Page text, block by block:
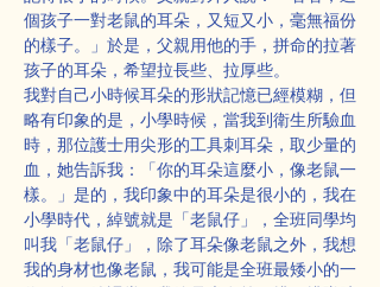
個孩子一對老鼠的耳朵，又短又小，毫無福份
的樣子。」於是，父親用他的手，拼命的拉著
孩子的耳朵，希望拉長些、拉厚些。
我對自己小時候耳朵的形狀記憶已經模糊，但
略有印象的是，小學時候，當我到衛生所驗血
時，那位護士用尖形的工具刺耳朵，取少量的
血，她告訴我：「你的耳朵這麼小，像老鼠一
樣。」是的，我印象中的耳朵是很小的，我在
小學時代，綽號就是「老鼠仔」，全班同學均
叫我「老鼠仔」，除了耳朵像老鼠之外，我想
我的身材也像老鼠，我可能是全班最矮小的一